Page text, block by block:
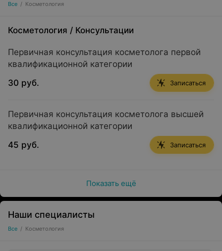
Все / Косметология
Косметология / Консультации
Первичная консультация косметолога первой
квалификационной категории
30 руб.
Записаться
Первичная консультация косметолога высшей
квалификационной категории
45 руб.
Записаться
Показать ещё
Наши специалисты
Все / Косметология